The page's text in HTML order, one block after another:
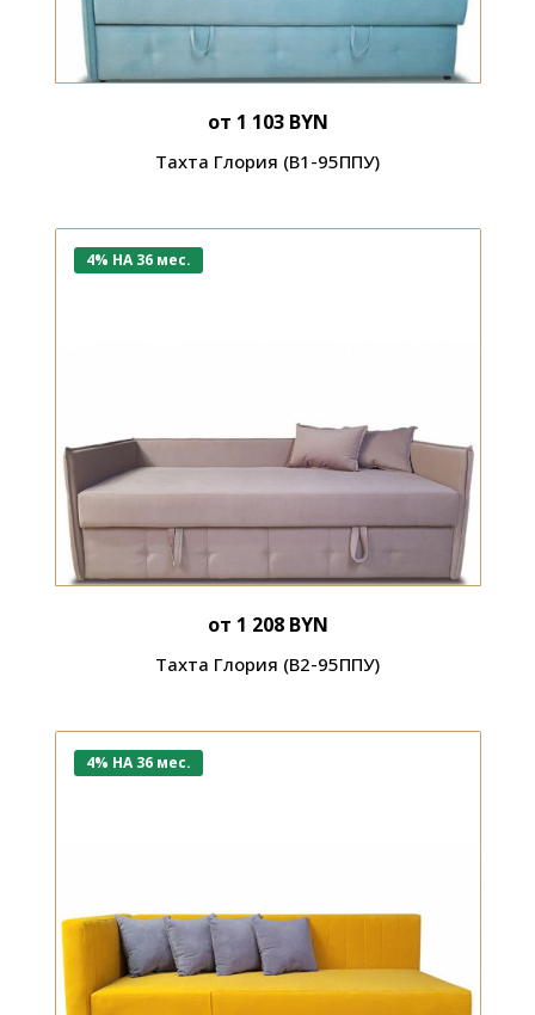
от 1 103 BYN
Тахта Глория (В1-95ППУ)
4% НА 36 мес.
от 1 208 BYN
Тахта Глория (В2-95ППУ)
4% НА 36 мес.